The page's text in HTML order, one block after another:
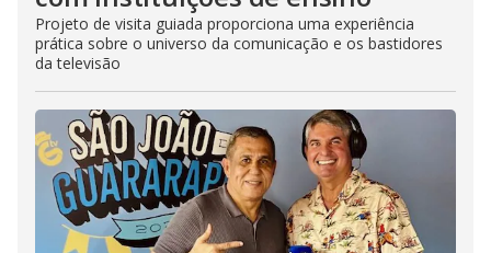
Projeto de visita guiada proporciona uma experiência
prática sobre o universo da comunicação e os bastidores
da televisão